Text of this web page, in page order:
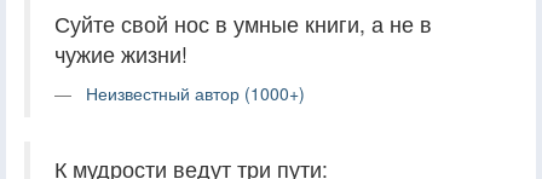
Суйте свой нос в умные книги, а не в
чужие жизни!
Неизвестный автор (1000+)
К мудрости ведут три пути: